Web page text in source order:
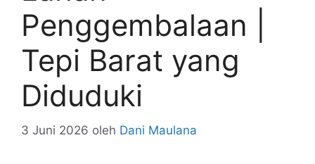
Penggembalaan |
Tepi Barat yang
Diduduki
3 Juni 2026 oleh Dani Maulana